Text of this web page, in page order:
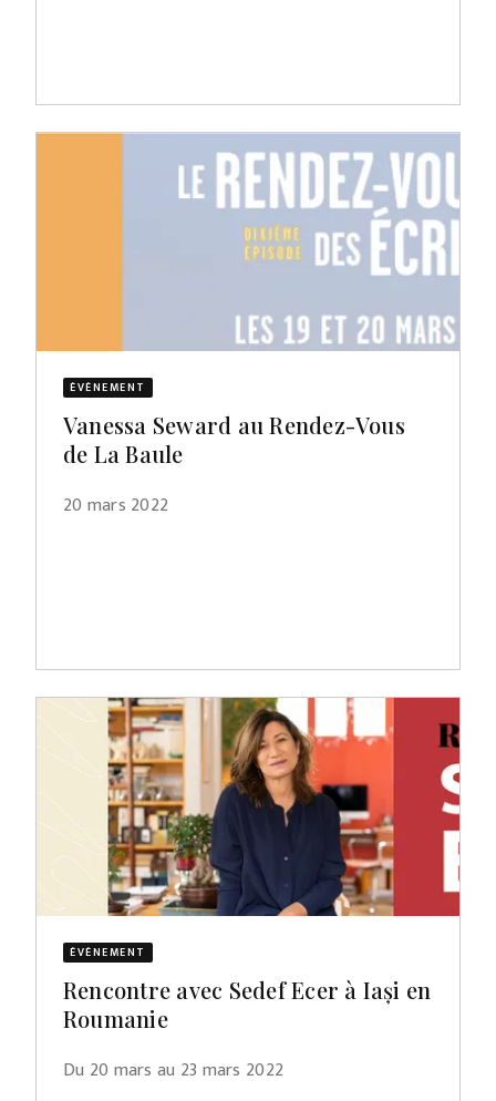
ÉVÈNEMENT
Vanessa Seward au Rendez-Vous
de La Baule
20 mars 2022
ÉVÈNEMENT
Rencontre avec Sedef Ecer à Iași en
Roumanie
Du 20 mars au 23 mars 2022